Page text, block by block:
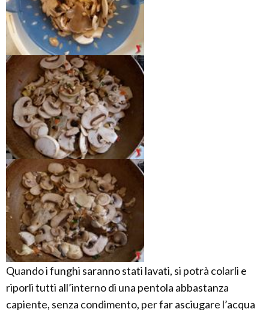
Quando i funghi saranno stati lavati, si potrà colarli e
riporli tutti all’interno di una pentola abbastanza
capiente, senza condimento, per far asciugare l’acqua